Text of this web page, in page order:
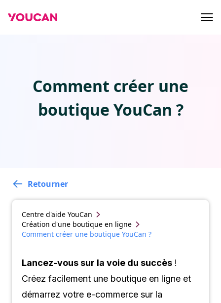
Comment créer une
boutique YouCan ?
Retourner
Centre d'aide YouCan
Création d'une boutique en ligne
Comment créer une boutique YouCan ?
Lancez-vous sur la voie du succès !
Créez facilement une boutique en ligne et
démarrez votre e-commerce sur la